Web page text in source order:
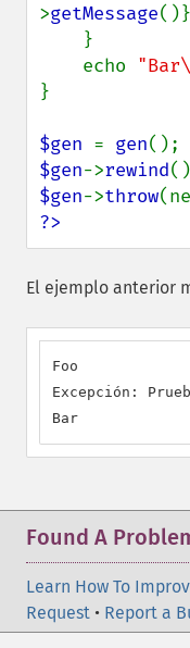
>getMessage()}
    echo
}
$gen = gen
$gen->rewind
$gen->throw
?>
El ejemplo anterior
Foo
Excepción:
Bar
Found A
Learn How To
Request • Report a